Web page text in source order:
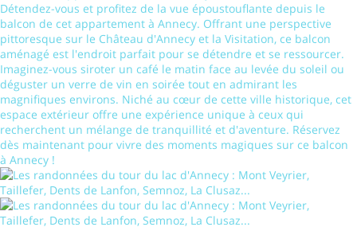
Détendez-vous et profitez de la vue époustouflante depuis le
balcon de cet appartement à Annecy. Offrant une perspective
pittoresque sur le Château d'Annecy et la Visitation, ce balcon
aménagé est l'endroit parfait pour se détendre et se ressourcer.
Imaginez-vous siroter un café le matin face au levée du soleil ou
déguster un verre de vin en soirée tout en admirant les
magnifiques environs. Niché au cœur de cette ville historique, cet
espace extérieur offre une expérience unique à ceux qui
recherchent un mélange de tranquillité et d'aventure. Réservez
dès maintenant pour vivre des moments magiques sur ce balcon
à Annecy !